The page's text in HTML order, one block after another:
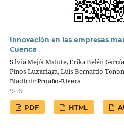
Innovación en las empresas
Cuenca
Silvia Mejía Matute, Erika Belén
Pinos-Luzuriaga, Luis Bernardo
Bladimir Proaño-Rivera
9-16
PDF HTML